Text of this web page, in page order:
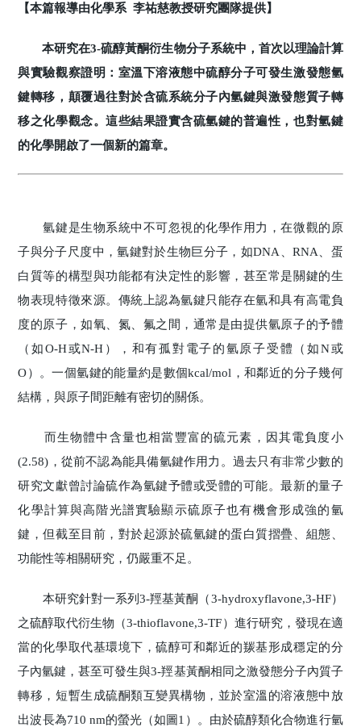
【本篇報導由化學系 李祐慈教授研究團隊提供】
本研究在3-硫醇黃酮衍生物分子系統中，首次以理論計算
與實驗觀察證明：室溫下溶液態中硫醇分子可發生激發態氫
鍵轉移，顛覆過往對於含硫系統分子內氫鍵與激發態質子轉
移之化學觀念。這些結果證實含硫氫鍵的普遍性，也對氫鍵
的化學開啟了一個新的篇章。
氫鍵是生物系統中不可忽視的化學作用力，在微觀的原
子與分子尺度中，氫鍵對於生物巨分子，如DNA、RNA、蛋
白質等的構型與功能都有決定性的影響，甚至常是關鍵的生
物表現特徵來源。傳統上認為氫鍵只能存在氫和具有高電負
度的原子，如氧、氮、氟之間，通常是由提供氫原子的予體
（如O-H或N-H），和有孤對電子的氫原子受體（如N或
O）。一個氫鍵的能量約是數個kcal/mol，和鄰近的分子幾何
結構，與原子間距離有密切的關係。
而生物體中含量也相當豐富的硫元素，因其電負度小
(2.58)，從前不認為能具備氫鍵作用力。過去只有非常少數的
研究文獻曾討論硫作為氫鍵予體或受體的可能。最新的量子
化學計算與高階光譜實驗顯示硫原子也有機會形成強的氫
鍵，但截至目前，對於起源於硫氫鍵的蛋白質摺疊、組態、
功能性等相關研究，仍嚴重不足。
本研究針對一系列3-羥基黃酮（3-hydroxyflavone,3-HF）
之硫醇取代衍生物（3-thioflavone,3-TF）進行研究，發現在適
當的化學取代基環境下，硫醇可和鄰近的羰基形成穩定的分
子內氫鍵，甚至可發生與3-羥基黃酮相同之激發態分子內質子
轉移，短暫生成硫酮類互變異構物，並於室溫的溶液態中放
出波長為710 nm的螢光（如圖1）。由於硫醇類化合物進行氫